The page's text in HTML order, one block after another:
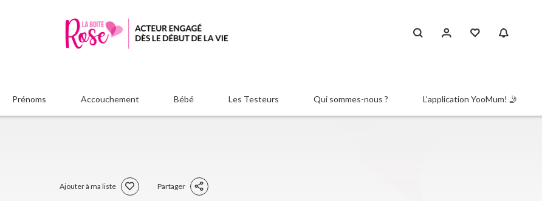
Prénoms Accouchement Bébé Les Testeurs Qui sommes-nous ? L'application YooMum! 🤳
Ajouter à ma liste Partager